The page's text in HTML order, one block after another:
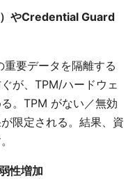
）やCredential Guard
要データを隔離する
が、TPM/ハードウェ
。TPM がない／無効
限定される。結果、資
性増加